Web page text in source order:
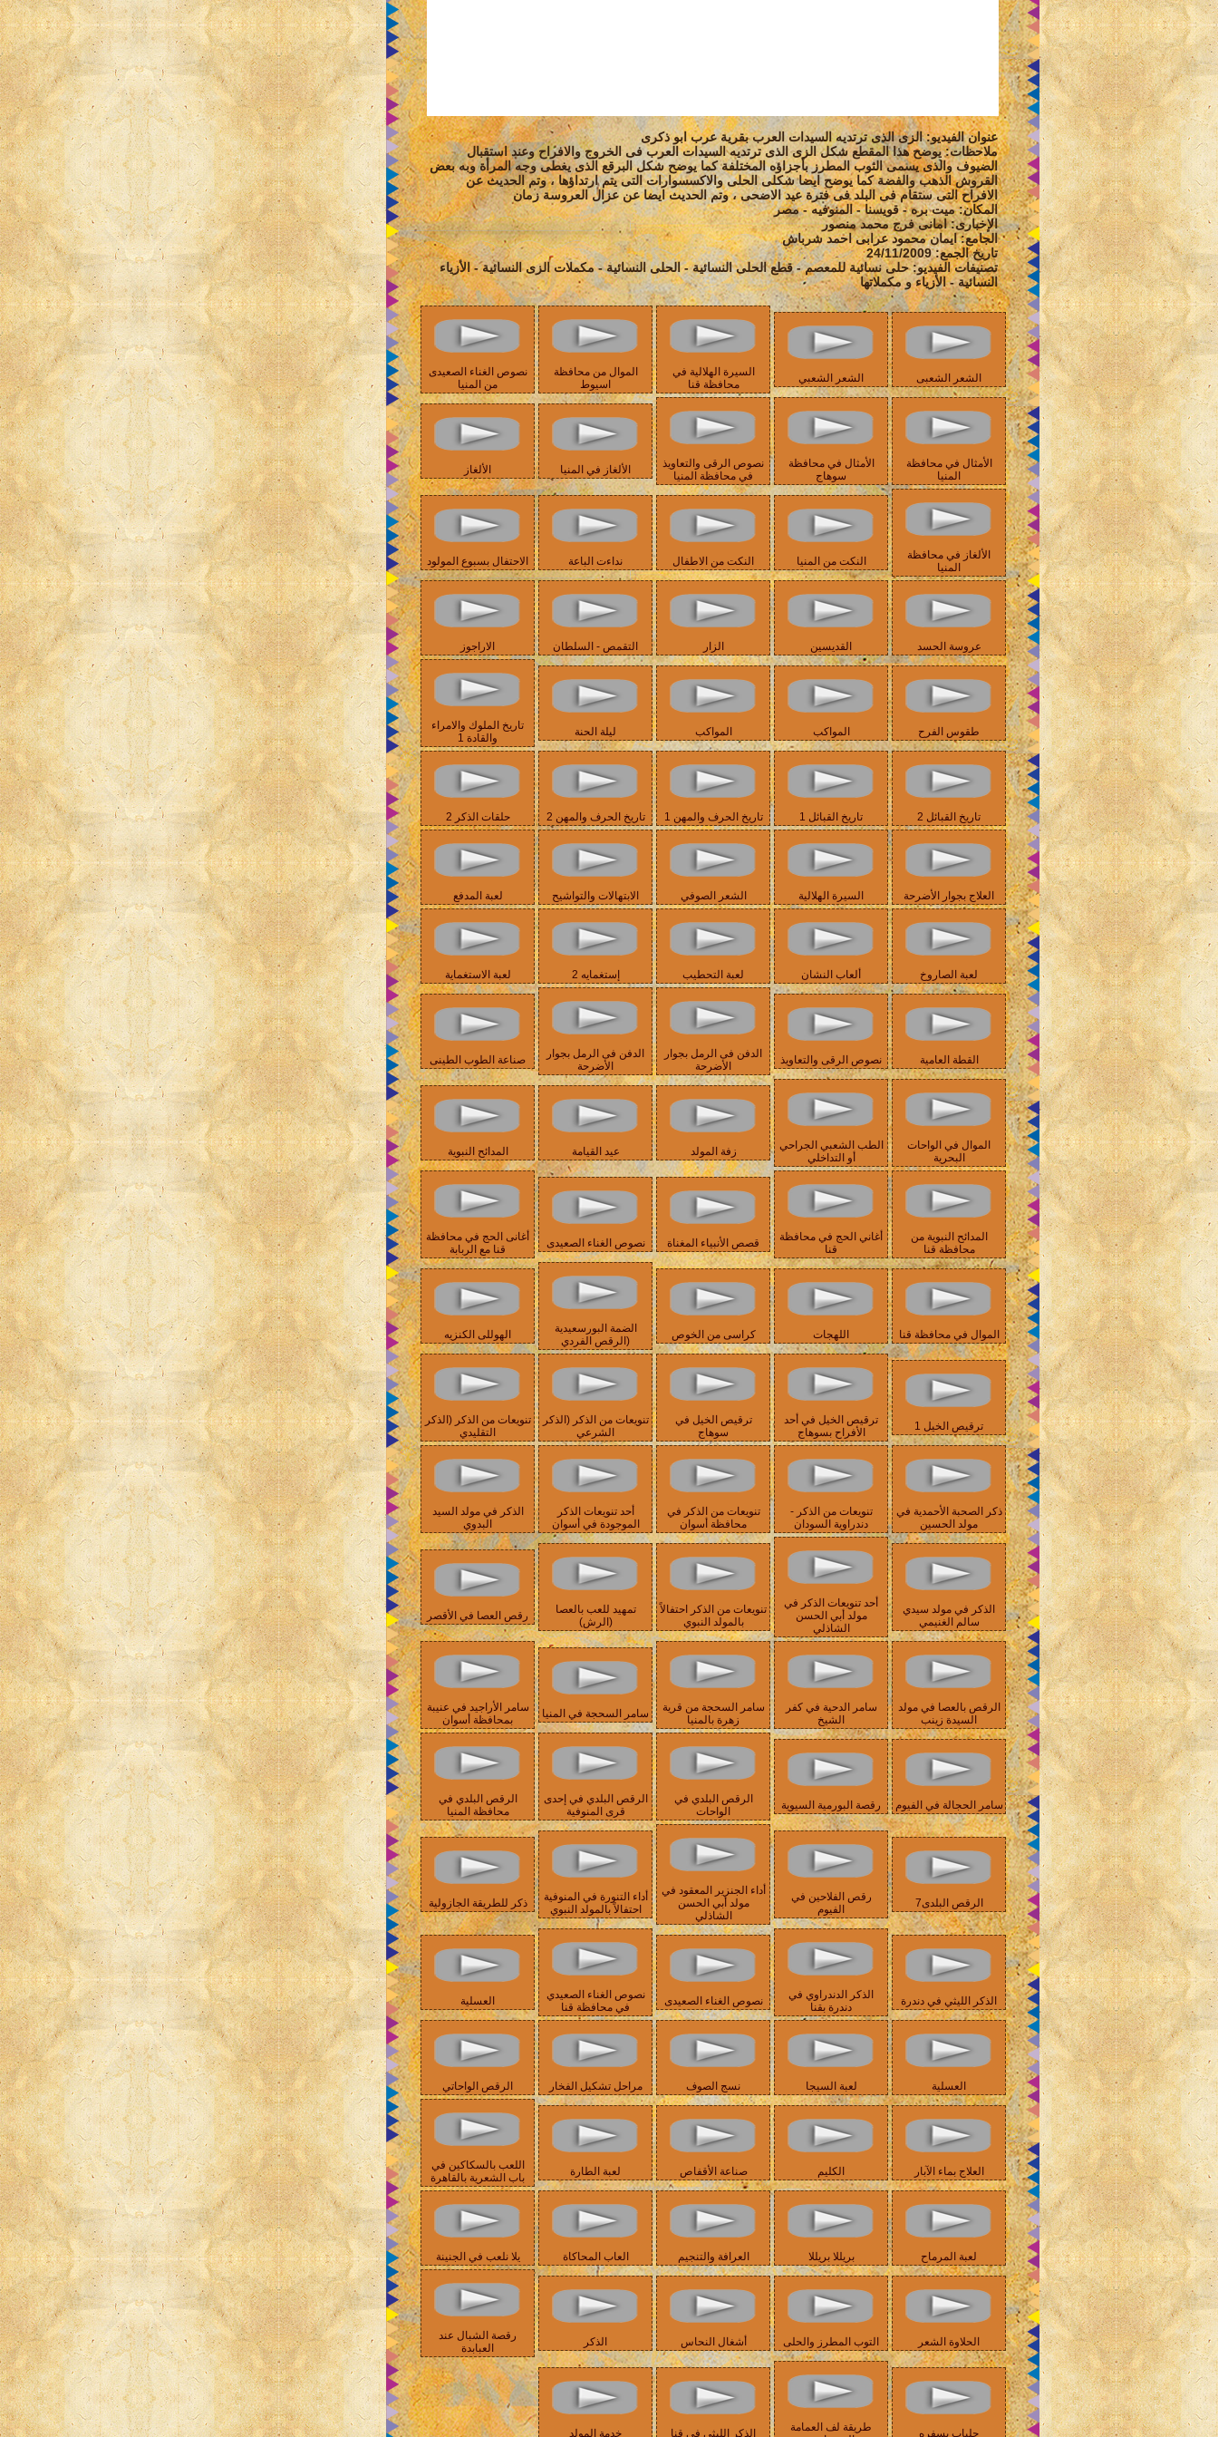
عنوان الفيديو: الزى الذى ترتديه السيدات العرب بقرية عرب ابو ذكرى
ملاحظات: يوضح هذا المقطع شكل الزى الذى ترتديه السيدات العرب فى الخروج والافراح وعند استقبال
الضيوف والذى يسمى الثوب المطرز بأجزاؤه المختلفة كما يوضح شكل البرقع الذى يغطى وجه المرأة وبه بعض
القروش الذهب والفضة كما يوضح ايضا شكلى الحلى والاكسسوارات التى يتم ارتداؤها ، وتم الحديث عن
الافراح التى ستقام فى البلد فى فترة عيد الاضحى ، وتم الحديث ايضا عن عزال العروسة زمان
المكان: ميت بره - قويسنا - المنوفيه - مصر
الإخبارى: امانى فرج محمد منصور
الجامع: ايمان محمود عرابى احمد شرباش
تاريخ الجمع: 24/11/2009
تصنيفات الفيديو: حلى نسائية للمعصم - قطع الحلى النسائية - الحلى النسائية - مكملات الزى النسائية - الأزياء
النسائية - الأزياء و مكملاتها
الشعر الشعبى الشعر الشعبي
السيرة الهلالية في
محافظة قنا
الموال من محافظة
اسيوط
نصوص الغناء الصعيدى
من المنيا
الأمثال في محافظة
المنيا
الأمثال في محافظة
سوهاج
نصوص الرقى والتعاويذ
في محافظة المنيا
الألغاز في المنيا الألغاز
الألغاز في محافظة
المنيا
النكت من المنيا النكت من الاطفال نداءت الباعة الاحتفال بسبوع المولود
عروسة الحسد القديسين الزار التقمص - السلطان الاراجوز
طقوس الفرح المواكب المواكب ليلة الحنة
تاريخ الملوك والامراء
والقادة 1
تاريخ القبائل 2 تاريخ القبائل 1 تاريخ الحرف والمهن 1 تاريخ الحرف والمهن 2 حلقات الذكر 2
العلاج بجوار الأضرحة السيرة الهلالية الشعر الصوفي الابتهالات والتواشيح لعبة المدفع
لعبة الصاروخ ألعاب النشان لعبة التحطيب إستغمايه 2 لعبة الاستغماية
القطة العامية نصوص الرقى والتعاويذ
الدفن فى الرمل بجوار
الأضرحة
الدفن فى الرمل بجوار
الأضرحة
صناعة الطوب الطينى
الموال في الواحات
البحرية
الطب الشعبي الجراحي
أو التداخلي
زفة المولد عيد القيامة المدائح النبوية
المدائح النبوية من
محافظة قنا
أغاني الحج في محافظة
قنا
قصص الأنبياء المغناة نصوص الغناء الصعيدى
أغانى الحج في محافظة
قنا مع الربابة
الموال في محافظة قنا اللهجات كراسى من الخوص
الضمة البورسعيدية
(الرقص الفردي
الهوللى الكنزيه
ترقيص الخيل 1
ترقيص الخيل في أحد
الأفراح بسوهاج
ترقيص الخيل في
سوهاج
تنويعات من الذكر (الذكر
الشرعي
تنويعات من الذكر (الذكر
التقليدي
ذكر الصحبة الأحمدية في
مولد الحسين
تنويعات من الذكر -
دندراوية السودان
تنويعات من الذكر في
محافظة أسوان
أحد تنويعات الذكر
الموجودة في أسوان
الذكر في مولد السيد
البدوي
الذكر في مولد سيدي
سالم الغنيمي
أحد تنويعات الذكر في
مولد أبي الحسن
الشاذلي
تنويعات من الذكر احتفالاً
بالمولد النبوي
تمهيد للعب بالعصا
(الرش)
رقص العصا في الأقصر
الرقص بالعصا في مولد
السيدة زينب
سامر الدحية في كفر
الشيخ
سامر السحجة من قرية
زهرة بالمنيا
سامر السحجة في المنيا
سامر الأراجيد في عنيبة
بمحافظة أسوان
سامر الحجالة في الفيوم رقصة البورمية السيوية
الرقص البلدي في
الواحات
الرقص البلدي في إحدى
قرى المنوفية
الرقص البلدي في
محافظة المنيا
الرقص البلدى7
رقص الفلاحين في
الفيوم
أداء الجنزير المعقود في
مولد أبي الحسن
الشاذلي
أداء التنورة في المنوفية
احتفالاً بالمولد النبوي
ذكر للطريقة الجازولية
الذكر الليثي في دندرة
الذكر الدندراوي في
دندرة بقنا
نصوص الغناء الصعيدى
نصوص الغناء الصعيدي
في محافظة قنا
العسلية
العسلية لعبة السيجا نسج الصوف مراحل تشكيل الفخار الرقص الواحاتي
العلاج بماء الآبار الكليم صناعة الأقفاص لعبة الطارة
اللعب بالسكاكين في
باب الشعرية بالقاهرة
لعبة المرماح بريللا بريللا العرافة والتنجيم العاب المحاكاة يلا نلعب في الجنينة
الحلاوة الشعر التوب المطرز والحلى أشغال النحاس الذكر
رقصة الشبال عند
العبابدة
جلباب بسفره
طريقة لف العمامة
الذكر الليثي في قنا خدمة المولد